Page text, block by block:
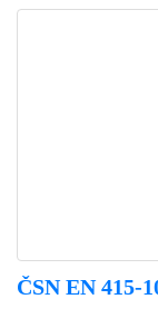
ČSN EN 415-